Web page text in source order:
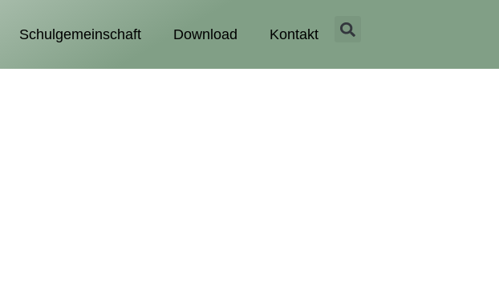
Schulgemeinschaft Download Kontakt